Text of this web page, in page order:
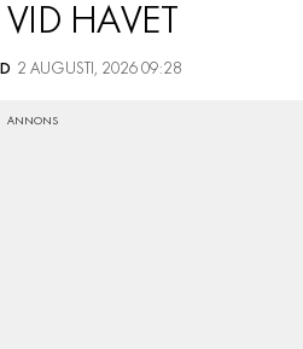
HAVET
2 AUGUSTI, 2026 09:28